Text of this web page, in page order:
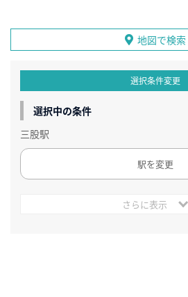
地図で検索
選択条件変更
選択中の条件
三股駅
駅を変更
さらに表示